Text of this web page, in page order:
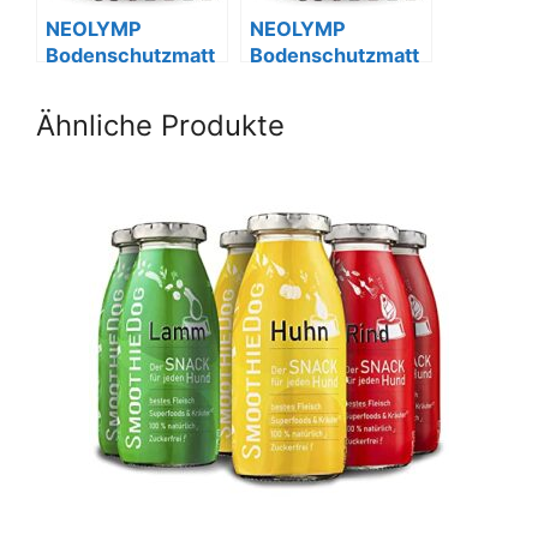
NEOLYMP
Bodenschutzmatt
dick aus
Kautschuk
NEOLYMP
Bodenschutzmatt
Ähnliche Produkte